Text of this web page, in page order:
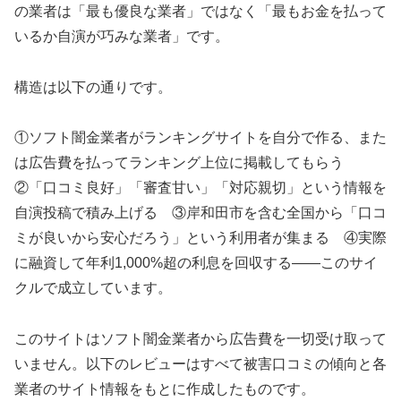
の業者は「最も優良な業者」ではなく「最もお金を払って
いるか自演が巧みな業者」です。
構造は以下の通りです。
①ソフト闇金業者がランキングサイトを自分で作る、また
は広告費を払ってランキング上位に掲載してもらう
②「口コミ良好」「審査甘い」「対応親切」という情報を
自演投稿で積み上げる ③岸和田市を含む全国から「口コ
ミが良いから安心だろう」という利用者が集まる ④実際
に融資して年利1,000%超の利息を回収する——このサイ
クルで成立しています。
このサイトはソフト闇金業者から広告費を一切受け取って
いません。以下のレビューはすべて被害口コミの傾向と各
業者のサイト情報をもとに作成したものです。